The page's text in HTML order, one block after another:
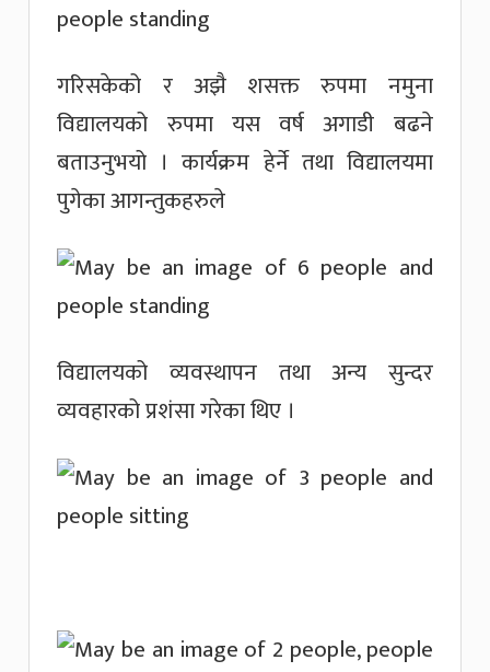
गरिसकेको र अझै शसक्त रुपमा नमुना
विद्यालयको रुपमा यस वर्ष अगाडी बढने
बताउनुभयो । कार्यक्रम हेर्ने तथा विद्यालयमा
पुगेका आगन्तुकहरुले
विद्यालयको व्यवस्थापन तथा अन्य सुन्दर
व्यवहारको प्रशंसा गरेका थिए ।